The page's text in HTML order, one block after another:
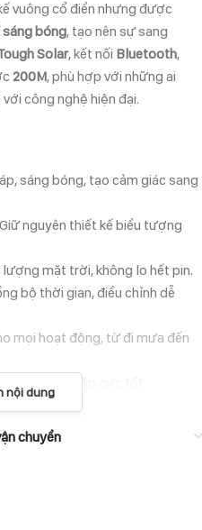
vuông cổ điển nhưng được
bóng, tạo nên sự sang
Solar, kết nối Bluetooth,
200M, phù hợp với những ai
công nghệ hiện đại.
sáng bóng, tạo cảm giác sang
Giữ nguyên thiết kế biểu tượng
lượng mặt trời, không lo hết pin.
bộ thời gian, điều chỉnh dễ
mọi hoạt động, từ đi mưa đến
sốc, chịu va đập cực tốt.
nội dung
chuyển